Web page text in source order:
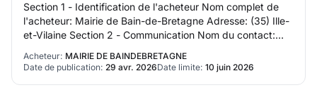
Section 1 - Identification de l'acheteur Nom complet de
l'acheteur: Mairie de Bain-de-Bretagne Adresse: (35) Ille-
et-Vilaine Section 2 - Communication Nom du contact:
Acheteur: MAIRIE DE BAINDEBRETAGNE
Date de publication: 29 avr. 2026Date limite: 10 juin 2026